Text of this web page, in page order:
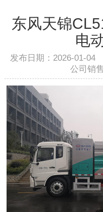
东风天锦
电
发布日期：2026-01-04
公司销